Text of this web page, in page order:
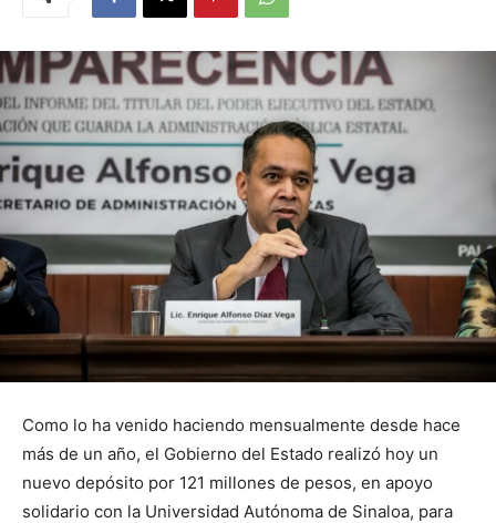
Como lo ha venido haciendo mensualmente desde hace
más de un año, el Gobierno del Estado realizó hoy un
nuevo depósito por 121 millones de pesos, en apoyo
solidario con la Universidad Autónoma de Sinaloa, para